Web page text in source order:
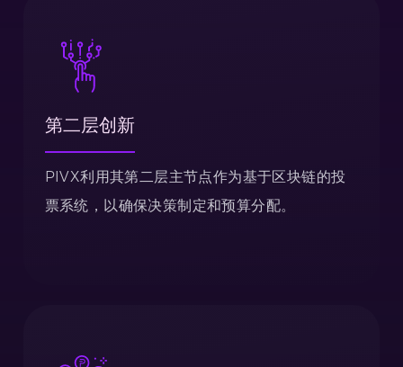
第二层创新
PIVX利用其第二层主节点作为基于区块链的投
票系统，以确保决策制定和预算分配。